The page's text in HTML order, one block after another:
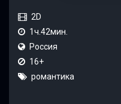
2D
1ч.42мин.
Россия
16+
романтика